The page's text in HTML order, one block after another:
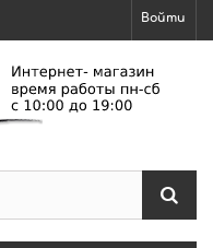
Войти